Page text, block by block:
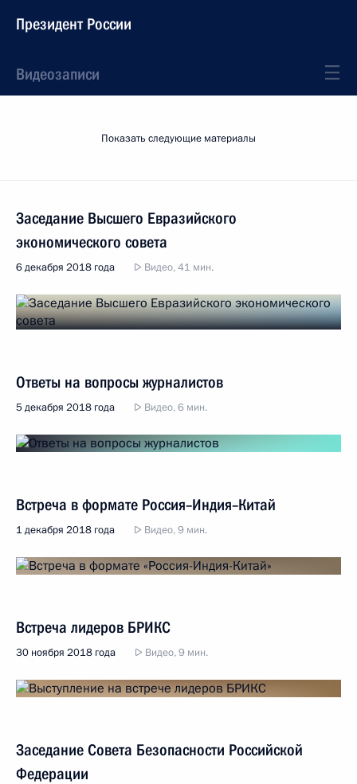
Президент России
Видеозаписи
Показать следующие материалы
Заседание Высшего Евразийского
экономического совета
6 декабря 2018 года Видео, 41 мин.
Ответы на вопросы журналистов
5 декабря 2018 года Видео, 6 мин.
Встреча в формате Россия–Индия–Китай
1 декабря 2018 года Видео, 9 мин.
Встреча лидеров БРИКС
30 ноября 2018 года Видео, 9 мин.
Заседание Совета Безопасности Российской
Федерации